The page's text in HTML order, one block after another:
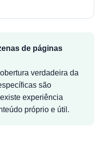
de páginas
verdadeira da
são
experiência
próprio e útil.